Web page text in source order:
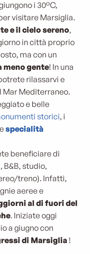
i 30°C,
visitare Marsiglia.
e il cielo sereno,
in città proprio
ma con un
meno gente! In una
rilassarvi e
Mar Mediterraneo.
e belle
storici, i
specialità
beneficiare di
B&B, studio,
treno). Infatti,
aeree e
al di fuori del
. Iniziate oggi
a giugno con
di Marsiglia !